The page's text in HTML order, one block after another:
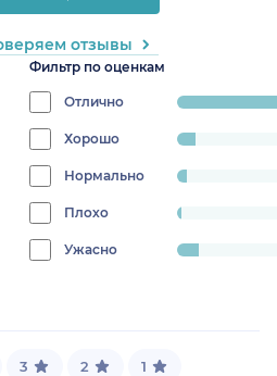
Фильтр по оценкам
Отличноprogress:
Хорошо
Нормально
Плохо
Ужасно
отзывы
3 2 1